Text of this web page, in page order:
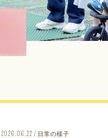
2026.06.22 / 日常の様子